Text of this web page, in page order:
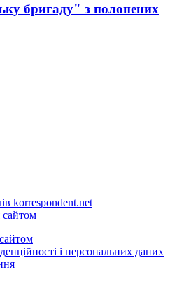
бригаду" з полонених
korrespondent.net
сайтом
і персональних даних